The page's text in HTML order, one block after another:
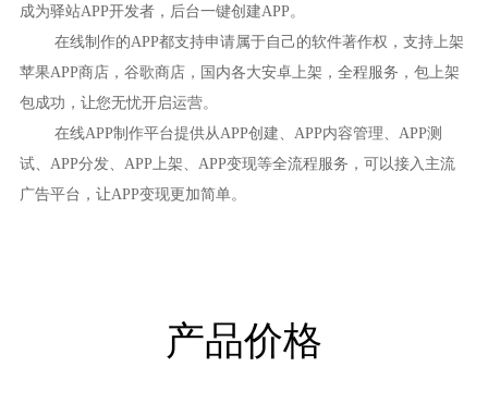
成为驿站APP开发者，后台一键创建APP。
在线制作的APP都支持申请属于自己的软件著作权，支持上架
苹果APP商店，谷歌商店，国内各大安卓上架，全程服务，包上架
包成功，让您无忧开启运营。
在线APP制作平台提供从APP创建、APP内容管理、APP测
试、APP分发、APP上架、APP变现等全流程服务，可以接入主流
广告平台，让APP变现更加简单。
产品价格